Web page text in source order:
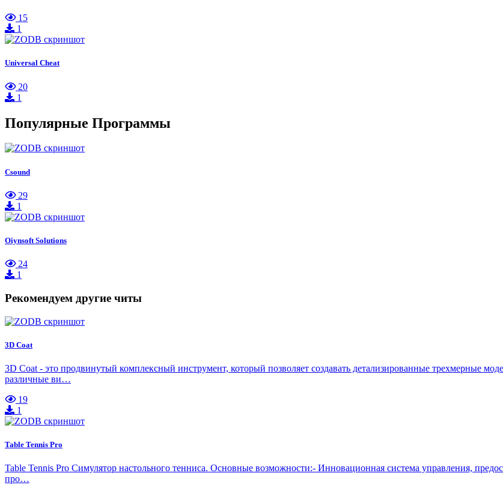
15
1
Universal Cheat
20
1
Популярные Программы
Csound
29
1
Oiynsoft Solutions
24
1
Рекомендуем другие читы
3D Coat
3D Coat - это продвинутый комплексный инструмент, который позволяет создавать детализированные трехмерные
различные ви…
19
1
Table Tennis Pro
Table Tennis Pro Симулятор настольного тенниса. Основные возможности:- Инновационная система управления,
про…